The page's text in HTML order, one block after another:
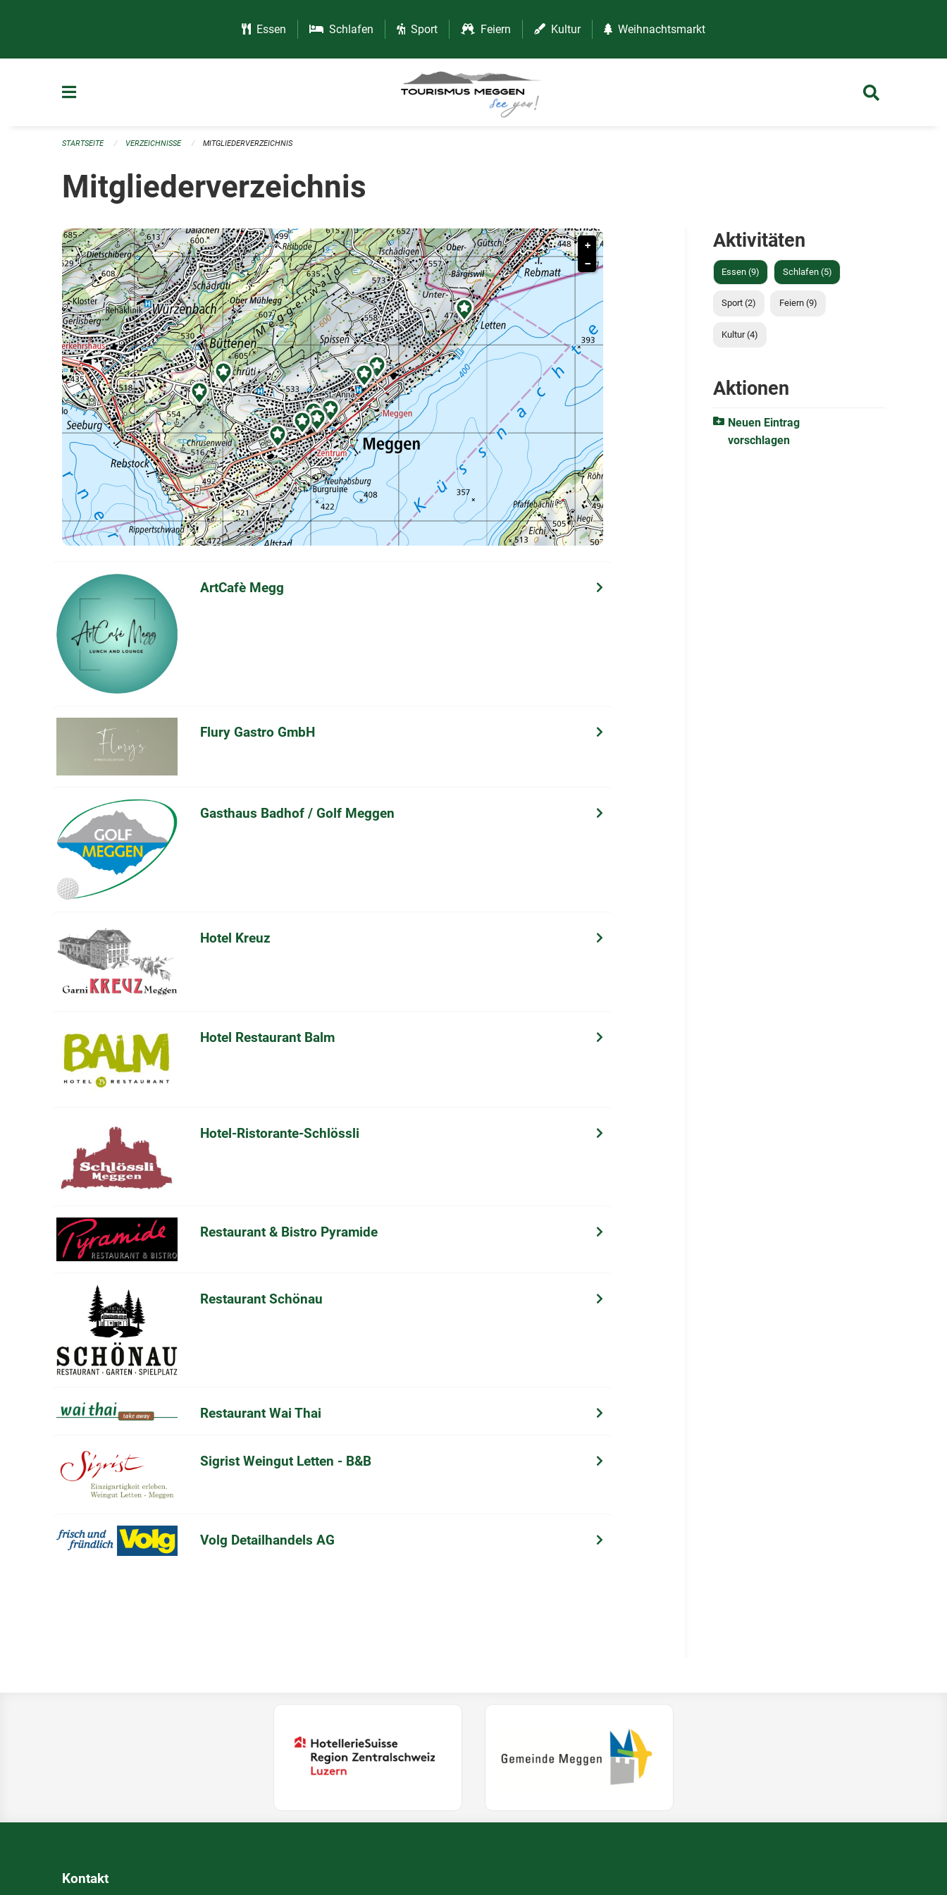
Essen
Schlafen Sport Feiern Kultur Weihnachtsmarkt
STARTSEITE VERZEICHNISSE MITGLIEDERVERZEICHNIS
Mitgliederverzeichnis










+
−
ArtCafè Megg
Flury Gastro GmbH
Gasthaus Badhof / Golf Meggen
Hotel Kreuz
Hotel Restaurant Balm
Hotel-Ristorante-Schlössli
Restaurant & Bistro Pyramide
Restaurant Schönau
Restaurant Wai Thai
Sigrist Weingut Letten - B&B
Volg Detailhandels AG
Aktivitäten
Essen (9) Schlafen (5)
Sport (2) Feiern (9)
Kultur (4)
Aktionen
Neuen Eintrag
vorschlagen
Kontakt